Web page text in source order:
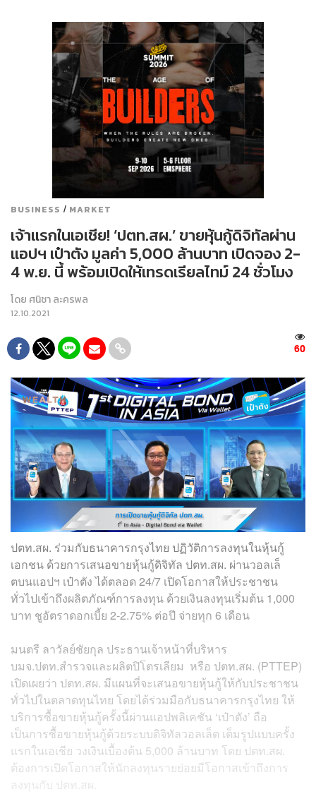
BUSINESS / MARKET
เจ้าแรกในเอเชีย! ‘ปตท.สผ.’ ขายหุ้นกู้ดิจิทัลผ่าน
แอปฯ เป๋าตัง มูลค่า 5,000 ล้านบาท เปิดจอง 2-
4 พ.ย. นี้ พร้อมเปิดให้เทรดเรียลไทม์ 24 ชั่วโมง
โดย ศนิชา ละครพล
12.10.2021
60
ปตท.สผ. ร่วมกับธนาคารกรุงไทย ปฏิวัติการลงทุนในหุ้นกู้
เอกชน ด้วยการเสนอขายหุ้นกู้ดิจิทัล ปตท.สผ. ผ่านวอลเล็
ตบนแอปฯ เป๋าตัง ได้ตลอด 24/7 เปิดโอกาสให้ประชาชน
ทั่วไปเข้าถึงผลิตภัณฑ์การลงทุน ด้วยเงินลงทุนเริ่มต้น 1,000
บาท ชูอัตราดอกเบี้ย 2-2.75% ต่อปี จ่ายทุก 6 เดือน
มนตรี ลาวัลย์ชัยกุล ประธานเจ้าหน้าที่บริหาร
บมจ.ปตท.สำรวจและผลิตปิโตรเลียม หรือ ปตท.สผ. (PTTEP)
เปิดเผยว่า ปตท.สผ. มีแผนที่จะเสนอขายหุ้นกู้ให้กับประชาชน
ทั่วไปในตลาดทุนไทย โดยได้ร่วมมือกับธนาคารกรุงไทย ให้
บริการซื้อขายหุ้นกู้ครั้งนี้ผ่านแอปพลิเคชัน ‘เป๋าตัง’ ถือ
เป็นการซื้อขายหุ้นกู้ด้วยระบบดิจิทัลวอลเล็ต เต็มรูปแบบครั้ง
แรกในเอเชีย วงเงินเบื้องต้น 5,000 ล้านบาท โดย ปตท.สผ.
ต้องการเปิดโอกาสให้นักลงทุนรายย่อยมีโอกาสเข้าถึงการ
ลงทุนกับ ปตท.สผ.